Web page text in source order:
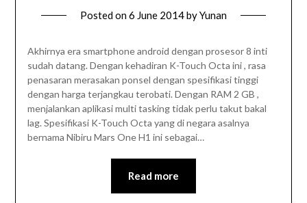
Posted on6 June 2014byYunan
Akhirnya era smartphone android dengan prosesor 8 inti
sudah datang. Dengan kehadiran K-Touch Octa ini , rasa
penasaran merasakan ponsel dengan spesifikasi tinggi
dengan harga terjangkau terobati. Dengan RAM 2 GB ,
menjalankan aplikasi multi tasking tidak perlu takut bakal
lag. Spesifikasi K-Touch Octa yang di negara asalnya
bernama Nibiru Mars One H1 ini sebagai…
Read more